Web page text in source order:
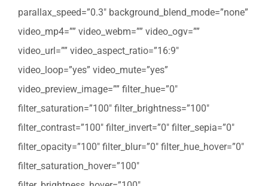
parallax_speed=”0.3″ background_blend_mode=”none”
video_mp4=”” video_webm=”” video_ogv=””
video_url=”” video_aspect_ratio=”16:9″
video_loop=”yes” video_mute=”yes”
video_preview_image=”” filter_hue=”0″
filter_saturation=”100″ filter_brightness=”100″
filter_contrast=”100″ filter_invert=”0″ filter_sepia=”0″
filter_opacity=”100″ filter_blur=”0″ filter_hue_hover=”0″
filter_saturation_hover=”100″